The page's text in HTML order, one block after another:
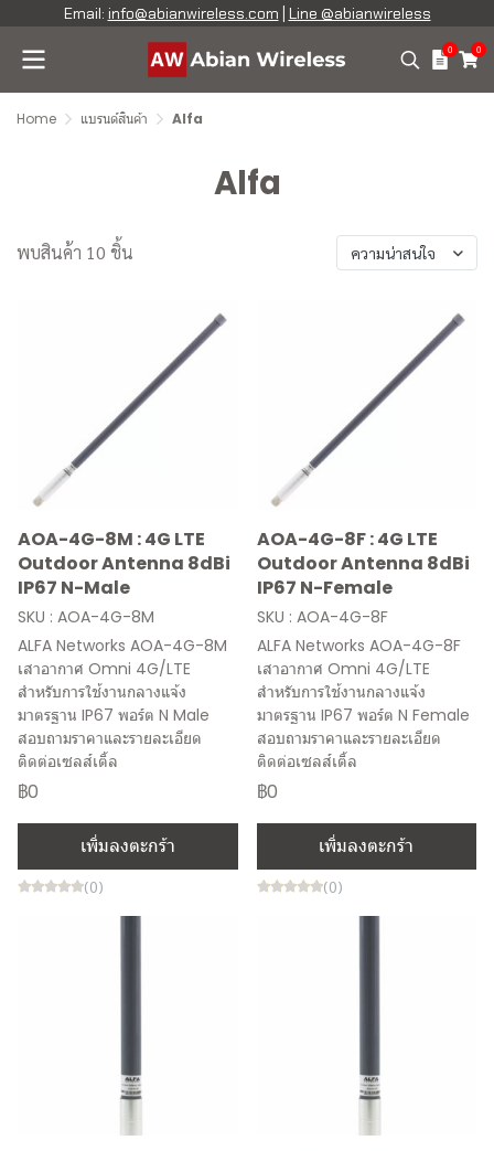
Email: info@abianwireless.com Line @abianwireless
0 0
Home แบรนด์สินค้า Alfa
Alfa
พบสินค้า 10 ชิ้น ความน่าสนใจ
AOA-4G-8M : 4G LTE
Outdoor Antenna 8dBi
IP67 N-Male
SKU : AOA-4G-8M
ALFA Networks AOA-4G-8M
เสาอากาศ Omni 4G/LTE
สำหรับการใช้งานกลางแจ้ง
มาตรฐาน IP67 พอร์ต N Male
สอบถามราคาและรายละเอียด
ติดต่อเซลส์เติ้ล
฿0
เพิ่มลงตะกร้า
(0)
AOA-4G-8F : 4G LTE
Outdoor Antenna 8dBi
IP67 N-Female
SKU : AOA-4G-8F
ALFA Networks AOA-4G-8F
เสาอากาศ Omni 4G/LTE
สำหรับการใช้งานกลางแจ้ง
มาตรฐาน IP67 พอร์ต N Female
สอบถามราคาและรายละเอียด
ติดต่อเซลส์เติ้ล
฿0
เพิ่มลงตะกร้า
(0)